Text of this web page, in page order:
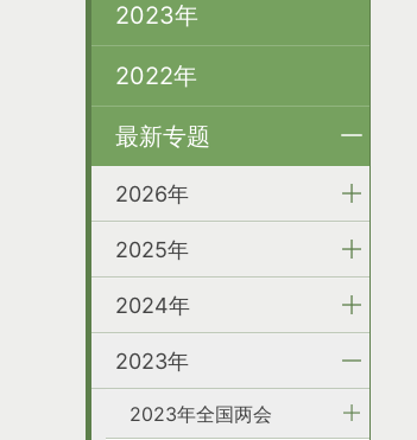
2023年
2022年
最新专题
2026年
2025年
2024年
2023年
2023年全国两会